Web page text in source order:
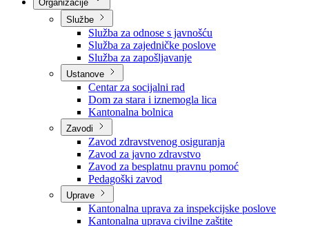
Nadležnosti
Sjednice Vlade
Službe
Služba za odnose s javnošću
Služba za zajedničke poslove
Služba za zapošljavanje
Ustanove
Centar za socijalni rad
Dom za stara i iznemogla lica
Kantonalna bolnica
Zavodi
Zavod zdravstvenog osiguranja
Zavod za javno zdravstvo
Zavod za besplatnu pravnu pomoć
Pedagoški zavod